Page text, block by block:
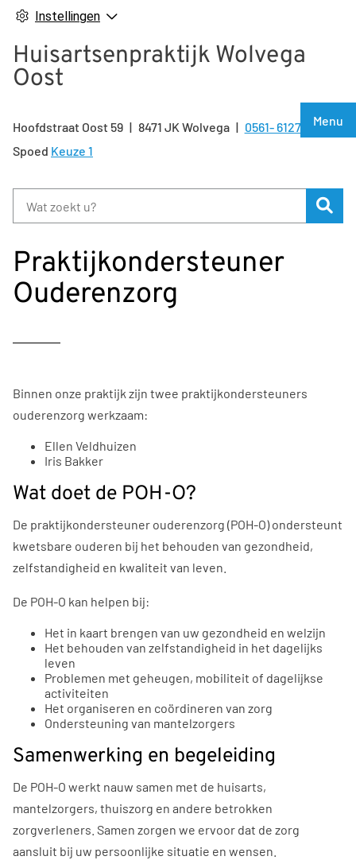
Instellingen
Huisartsenpraktijk Wolvega
Oost
Menu
Hoofdstraat Oost 59 8471 JK Wolvega Tel:
0561- 612722
Spoed Keuze 1
Praktijkondersteuner
Ouderenzorg
Binnen onze praktijk zijn twee praktijkondersteuners
ouderenzorg werkzaam:
Ellen Veldhuizen
Iris Bakker
Wat doet de POH-O?
De praktijkondersteuner ouderenzorg (POH-O) ondersteunt
kwetsbare ouderen bij het behouden van gezondheid,
zelfstandigheid en kwaliteit van leven.
De POH-O kan helpen bij:
Het in kaart brengen van uw gezondheid en welzijn
Het behouden van zelfstandigheid in het dagelijks
leven
Problemen met geheugen, mobiliteit of dagelijkse
activiteiten
Het organiseren en coördineren van zorg
Ondersteuning van mantelzorgers
Samenwerking en begeleiding
De POH-O werkt nauw samen met de huisarts,
mantelzorgers, thuiszorg en andere betrokken
zorgverleners. Samen zorgen we ervoor dat de zorg
aansluit bij uw persoonlijke situatie en wensen.